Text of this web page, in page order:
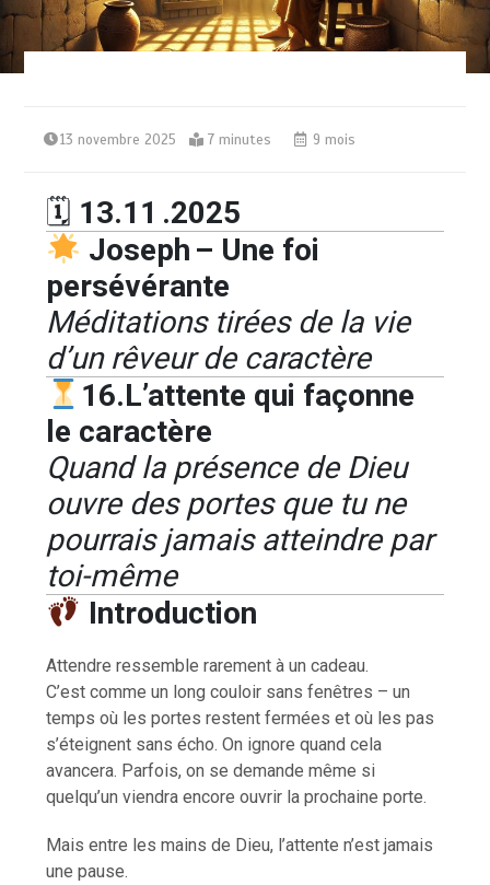
13 novembre 2025 7 minutes 9 mois
🗓 13.11 .2025
Joseph – Une foi
persévérante
Méditations tirées de la vie
d’un rêveur de caractère
16.L’attente qui façonne
le caractère
Quand la présence de Dieu
ouvre des portes que tu ne
pourrais jamais atteindre par
toi-même
Introduction
Attendre ressemble rarement à un cadeau.
C’est comme un long couloir sans fenêtres – un
temps où les portes restent fermées et où les pas
s’éteignent sans écho. On ignore quand cela
avancera. Parfois, on se demande même si
quelqu’un viendra encore ouvrir la prochaine porte.
Mais entre les mains de Dieu, l’attente n’est jamais
une pause.